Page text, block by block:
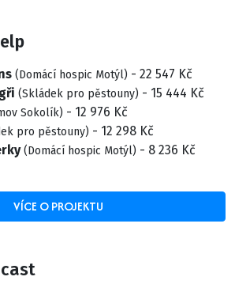
(Domácí hospic Motýl) - 22 547 Kč
(Skládek pro pěstouny) - 15 444 Kč
Sokolík) - 12 976 Kč
pro pěstouny) - 12 298 Kč
(Domácí hospic Motýl) - 8 236 Kč
VÍCE O PROJEKTU